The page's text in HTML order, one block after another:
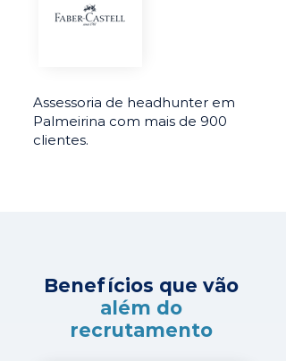
Assessoria de headhunter em
Palmeirina com mais de 900
clientes.
Benefícios que vão
além do
recrutamento